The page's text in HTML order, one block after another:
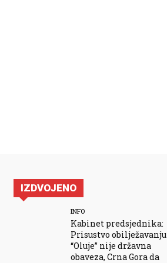
IZDVOJENO
INFO
Kabinet predsjednika:
Prisustvo obilježavanju
“Oluje” nije državna
obaveza, Crna Gora da